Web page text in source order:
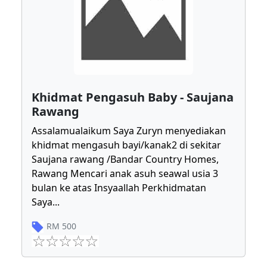
Khidmat Pengasuh Baby - Saujana
Rawang
Assalamualaikum Saya Zuryn menyediakan
khidmat mengasuh bayi/kanak2 di sekitar
Saujana rawang /Bandar Country Homes,
Rawang Mencari anak asuh seawal usia 3
bulan ke atas Insyaallah Perkhidmatan
Saya...
RM 500